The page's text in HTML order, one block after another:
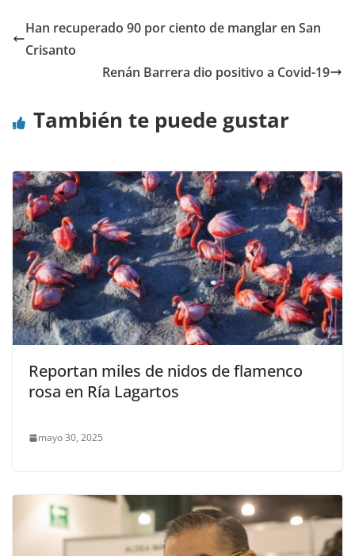
Han recuperado 90 por ciento de manglar en San
Crisanto
Renán Barrera dio positivo a Covid-19
También te puede gustar
Reportan miles de nidos de flamenco
rosa en Ría Lagartos
mayo 30, 2025